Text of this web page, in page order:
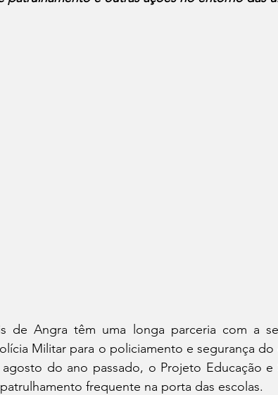
de Angra têm uma longa parceria com a
Militar para o policiamento e segurança
do ano passado, o Projeto Educação e
frequente na porta das escolas.